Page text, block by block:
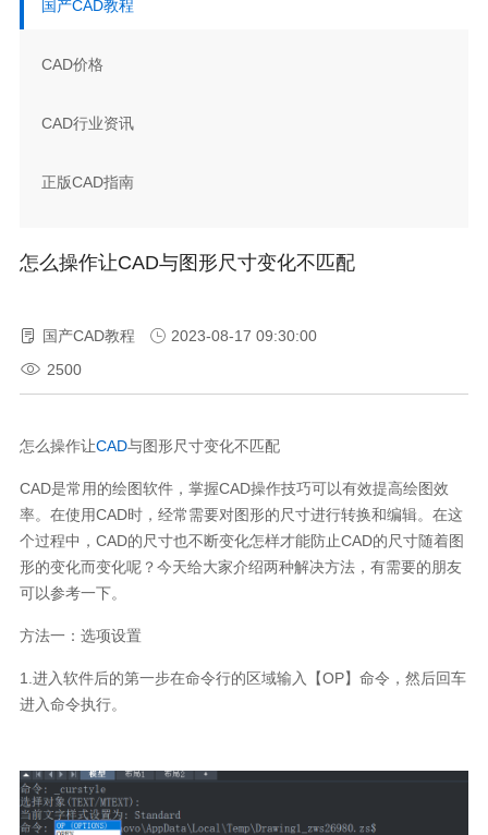
国产CAD教程
CAD价格
CAD行业资讯
正版CAD指南
怎么操作让CAD与图形尺寸变化不匹配
国产CAD教程
2023-08-17 09:30:00
2500
怎么操作让CAD与图形尺寸变化不匹配
CAD是常用的绘图软件，掌握CAD操作技巧可以有效提高绘图效
率。在使用CAD时，经常需要对图形的尺寸进行转换和编辑。在这
个过程中， CAD的尺寸也不断变化怎样才能防止CAD的尺寸随着图
形的变化而变化呢？今天给大家介绍两种解决方法，有需要的朋友
可以参考一下。
方法一：选项设置
1. 进入软件后的第一步在命令行的区域输入【OP】命令，然后回车
进入命令执行。